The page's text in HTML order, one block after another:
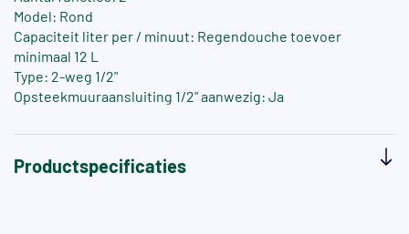
Model: Rond
Capaciteit liter per / minuut: Regendouche toevoer
minimaal 12 L
Type: 2-weg 1/2"
Opsteekmuuraansluiting 1/2" aanwezig: Ja
Productspecificaties